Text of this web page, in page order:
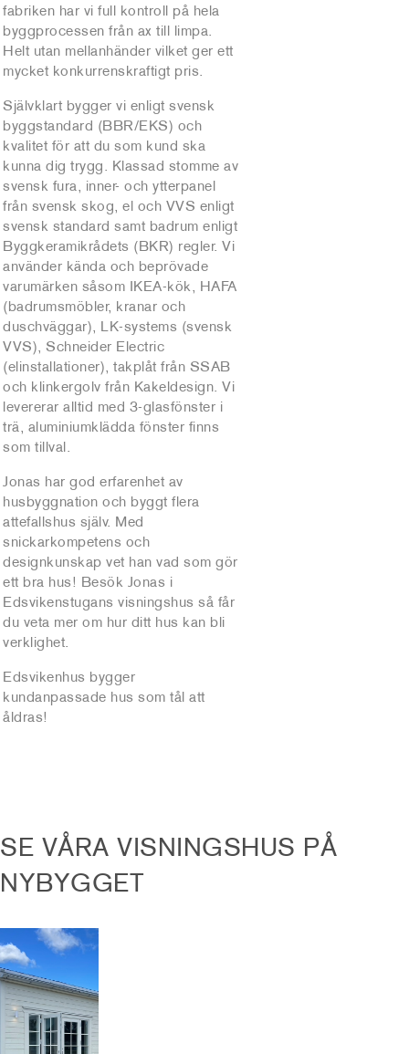
fabriken har vi full kontroll på hela
byggprocessen från ax till limpa.
Helt utan mellanhänder vilket ger ett
mycket konkurrenskraftigt pris.
Självklart bygger vi enligt svensk
byggstandard (BBR/EKS) och
kvalitet för att du som kund ska
kunna dig trygg. Klassad stomme av
svensk fura, inner- och ytterpanel
från svensk skog, el och VVS enligt
svensk standard samt badrum enligt
Byggkeramikrådets (BKR) regler. Vi
använder kända och beprövade
varumärken såsom IKEA-kök, HAFA
(badrumsmöbler, kranar och
duschväggar), LK-systems (svensk
VVS), Schneider Electric
(elinstallationer), takplåt från SSAB
och klinkergolv från Kakeldesign. Vi
levererar alltid med 3-glasfönster i
trä, aluminiumklädda fönster finns
som tillval.
Jonas har god erfarenhet av
husbyggnation och byggt flera
attefallshus själv. Med
snickarkompetens och
designkunskap vet han vad som gör
ett bra hus! Besök Jonas i
Edsvikenstugans visningshus så får
du veta mer om hur ditt hus kan bli
verklighet.
Edsvikenhus bygger
kundanpassade hus som tål att
åldras!
SE VÅRA VISNINGSHUS PÅ
NYBYGGET